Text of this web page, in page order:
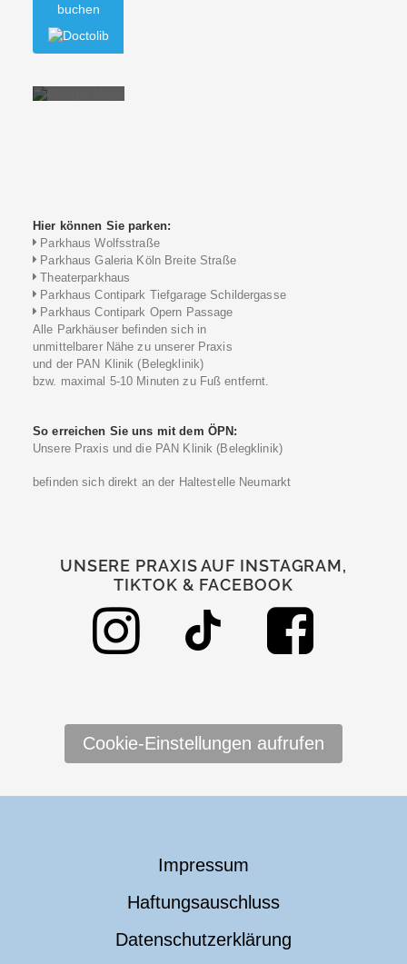
buchen
Mehr
erfahren
Karte
laden
Hier können Sie parken:
Parkhaus Wolfsstraße
Parkhaus Galeria Köln Breite Straße
Theaterparkhaus
Parkhaus Contipark Tiefgarage Schildergasse
Parkhaus Contipark Opern Passage
Alle Parkhäuser befinden sich in
unmittelbarer Nähe zu unserer Praxis
und der PAN Klinik (Belegklinik)
bzw. maximal 5-10 Minuten zu Fuß entfernt.
So erreichen Sie uns mit dem ÖPN:
Unsere Praxis und die PAN Klinik (Belegklinik)
befinden sich direkt an der Haltestelle Neumarkt
UNSERE PRAXIS AUF INSTAGRAM,
TIKTOK & FACEBOOK
Cookie-Einstellungen aufrufen
Impressum
Haftungsauschluss
Datenschutzerklärung